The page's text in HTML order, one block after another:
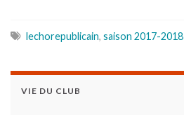
lechorepublicain, saison 2017-2018
VIE DU CLUB